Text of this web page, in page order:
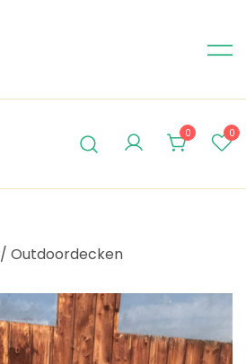
0 0
/ Outdoordecken